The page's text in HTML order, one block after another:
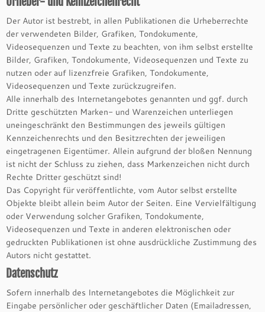
Der Autor ist bestrebt, in allen Publikationen die Urheberrechte
der verwendeten Bilder, Grafiken, Tondokumente,
Videosequenzen und Texte zu beachten, von ihm selbst erstellte
Bilder, Grafiken, Tondokumente, Videosequenzen und Texte zu
nutzen oder auf lizenzfreie Grafiken, Tondokumente,
Videosequenzen und Texte zurückzugreifen.
Alle innerhalb des Internetangebotes genannten und ggf. durch
Dritte geschützten Marken- und Warenzeichen unterliegen
uneingeschränkt den Bestimmungen des jeweils gültigen
Kennzeichenrechts und den Besitzrechten der jeweiligen
eingetragenen Eigentümer. Allein aufgrund der bloßen Nennung
ist nicht der Schluss zu ziehen, dass Markenzeichen nicht durch
Rechte Dritter geschützt sind!
Das Copyright für veröffentlichte, vom Autor selbst erstellte
Objekte bleibt allein beim Autor der Seiten. Eine Vervielfältigung
oder Verwendung solcher Grafiken, Tondokumente,
Videosequenzen und Texte in anderen elektronischen oder
gedruckten Publikationen ist ohne ausdrückliche Zustimmung des
Autors nicht gestattet.
Datenschutz
Sofern innerhalb des Internetangebotes die Möglichkeit zur
Eingabe persönlicher oder geschäftlicher Daten (Emailadressen,